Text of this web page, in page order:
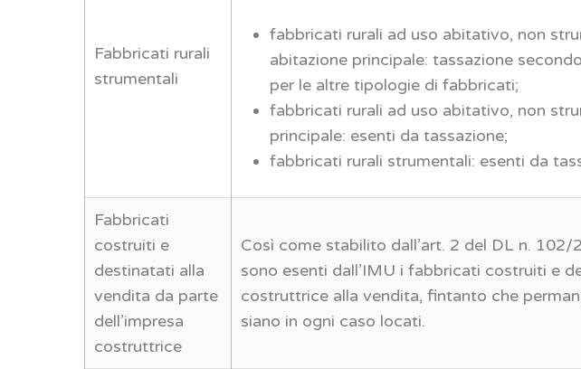
Fabbricati rurali
strumentali
fabbricati rurali ad uso abitativo, non
abitazione principale: tassazione
per le altre tipologie di fabbricati;
fabbricati rurali ad uso abitativo, non
principale: esenti da tassazione;
fabbricati rurali strumentali: esenti da
Fabbricati
costruiti e
destinatati alla
vendita da parte
dell’impresa
costruttrice
Così come stabilito dall’art. 2 del DL n. 102/
sono esenti dall’IMU i fabbricati costruiti e
costruttrice alla vendita, fintanto che
siano in ogni caso locati.